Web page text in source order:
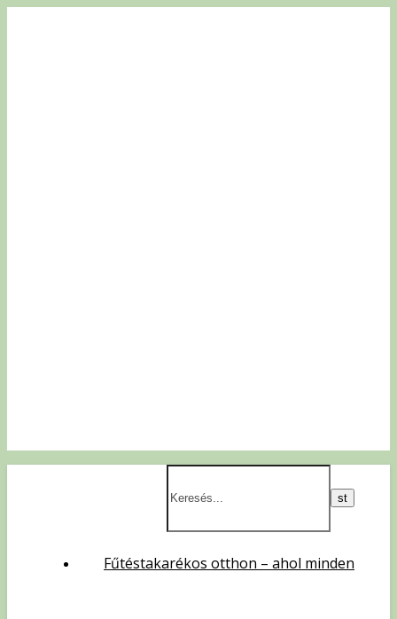
Fűtéstakarékos otthon – ahol minden